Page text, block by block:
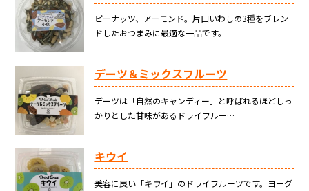
ピーナッツ、アーモンド。片口いわしの3種をブレン
ドしたおつまみに最適な一品です。
デーツ＆ミックスフルーツ
デーツは「自然のキャンディー」と呼ばれるほどしっ
かりとした甘味があるドライフルー…
キウイ
美容に良い「キウイ」のドライフルーツです。ヨーグ